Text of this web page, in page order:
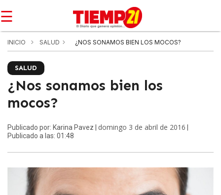
☰
INICIO SALUD ¿NOS SONAMOS BIEN LOS MOCOS?
SALUD
¿Nos sonamos bien los
mocos?
Publicado por: Karina Pavez | domingo 3 de abril de 2016
Publicado a las: 01:48